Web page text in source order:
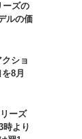
ズの
ルの価
ショ
8月
ーズ
時より